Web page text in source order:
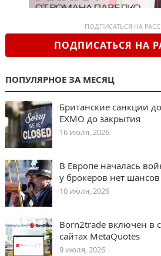
ПОДПИСАТЬСЯ НА
ПОДПИСАТЬСЯ НА
ПОПУЛЯРНОЕ ЗА МЕСЯЦ
Британские санкции
EXMO до закрытия
16 июля, 2026
В Европе началась
у брокеров нет шансов
10 июля, 2026
Born2trade включен в
сайтах MetaQuotes
9 июля, 2026